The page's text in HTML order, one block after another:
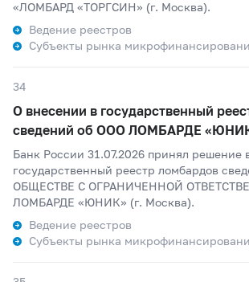
«ЛОМБАРД «ТОРГСИН» (г. Москва).
Ведение реестров
Субъекты рынка
34
О внесении в государственный
сведений об ООО ЛОМБАРДЕ
Банк России 31.07.2026 принял решение
государственный реестр ломбардов
ОБЩЕСТВЕ С ОГРАНИЧЕННОЙ
ЛОМБАРДЕ «ЮНИК» (г. Москва).
Ведение реестров
Субъекты рынка